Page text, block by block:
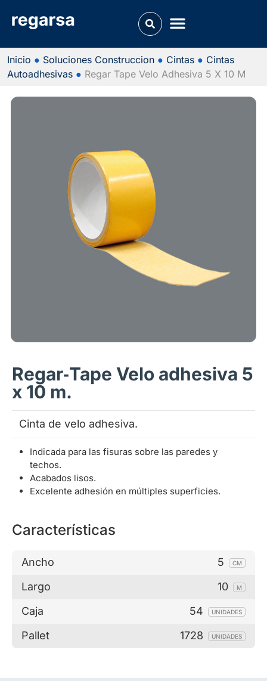
Inicio ● Soluciones Construccion ● Cintas ● Cintas
Autoadhesivas ● Regar Tape Velo Adhesiva 5 X 10 M
Regar‑Tape Velo adhesiva 5
x 10 m.
Cinta de velo adhesiva.
Indicada para las fisuras sobre las paredes y
techos.
Acabados lisos.
Excelente adhesión en múltiples superficies.
Características
Ancho 5 CM
Largo 10 M
Caja 54 UNIDADES
Pallet 1728 UNIDADES